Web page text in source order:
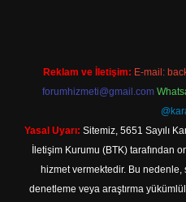
Reklam ve İletişim: E-mail:
forumhizmeti@gmail.com
Yasal Uyarı: Sitemiz, 5651 Sayılı
İletişim Kurumu (BTK) tarafından
hizmet vermektedir. Bu
denetleme veya araştırma